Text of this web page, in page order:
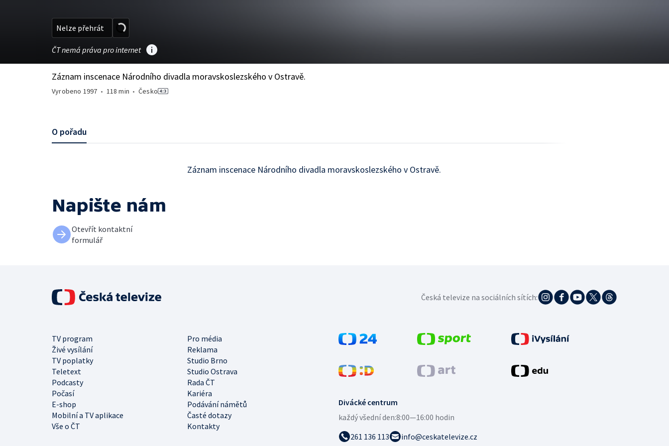
Nelze přehrát
ČT nemá práva pro internet
Záznam inscenace Národního divadla moravskoslezského v Ostravě.
Vyrobeno 1997 • 118 min •Česko
O pořadu
Záznam inscenace Národního divadla moravskoslezského v Ostravě.
Napište nám
Otevřít kontaktní
formulář
Divácké centrum
každý všední den:8:00—16:00 hodin
261 136 113
info@ceskatelevize.cz
TV program
Pro média
Živé vysílání
Reklama
TV poplatky
Studio Brno
Teletext
Studio Ostrava
Podcasty
Rada ČT
Počasí
Kariéra
E-shop
Podávání námětů
Mobilní a TV aplikace
Časté dotazy
Vše o ČT
Kontakty
Česká televize na sociálních sítích: